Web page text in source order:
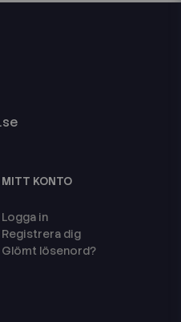
MITT KONTO
Logga in
Registrera dig
Glömt lösenord?